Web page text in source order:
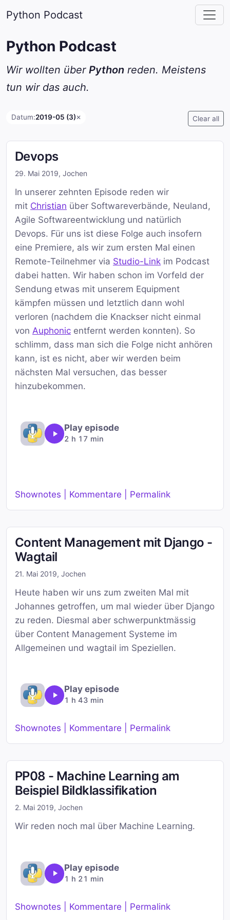
Python Podcast
Python Podcast
Wir wollten über Python reden. Meistens
tun wir das auch.
Datum:2019-05 (3)✕ Clear all
Devops
29. Mai 2019, Jochen
In unserer zehnten Episode reden wir
mit Christian über Softwareverbände, Neuland,
Agile Softwareentwicklung und natürlich
Devops. Für uns ist diese Folge auch insofern
eine Premiere, als wir zum ersten Mal einen
Remote-Teilnehmer via Studio-Link im Podcast
dabei hatten. Wir haben schon im Vorfeld der
Sendung etwas mit unserem Equipment
kämpfen müssen und letztlich dann wohl
verloren (nachdem die Knackser nicht einmal
von Auphonic entfernt werden konnten). So
schlimm, dass man sich die Folge nicht anhören
kann, ist es nicht, aber wir werden beim
nächsten Mal versuchen, das besser
hinzubekommen.
Play episode
2 h 17 min
Shownotes | Kommentare | Permalink
Content Management mit Django -
Wagtail
21. Mai 2019, Jochen
Heute haben wir uns zum zweiten Mal mit
Johannes getroffen, um mal wieder über Django
zu reden. Diesmal aber schwerpunktmässig
über Content Management Systeme im
Allgemeinen und wagtail im Speziellen.
Play episode
1 h 43 min
Shownotes | Kommentare | Permalink
PP08 - Machine Learning am
Beispiel Bildklassifikation
2. Mai 2019, Jochen
Wir reden noch mal über Machine Learning.
Play episode
1 h 21 min
Shownotes | Kommentare | Permalink